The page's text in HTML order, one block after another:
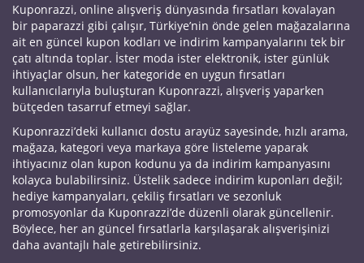
Kuponrazzi, online alışveriş dünyasında fırsatları kovalayan
bir paparazzi gibi çalışır, Türkiye’nin önde gelen mağazalarına
ait en güncel kupon kodları ve indirim kampanyalarını tek bir
çatı altında toplar. İster moda ister elektronik, ister günlük
ihtiyaçlar olsun, her kategoride en uygun fırsatları
kullanıcılarıyla buluşturan Kuponrazzi, alışveriş yaparken
bütçeden tasarruf etmeyi sağlar.
Kuponrazzi’deki kullanıcı dostu arayüz sayesinde, hızlı arama,
mağaza, kategori veya markaya göre listeleme yaparak
ihtiyacınız olan kupon kodunu ya da indirim kampanyasını
kolayca bulabilirsiniz. Üstelik sadece indirim kuponları değil;
hediye kampanyaları, çekiliş fırsatları ve sezonluk
promosyonlar da Kuponrazzi’de düzenli olarak güncellenir.
Böylece, her an güncel fırsatlarla karşılaşarak alışverişinizi
daha avantajlı hale getirebilirsiniz.